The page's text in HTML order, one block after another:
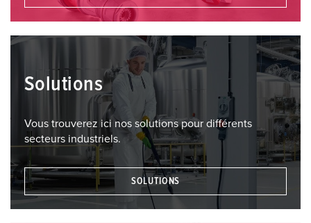
Solutions
Vous trouverez ici nos solutions pour différents
secteurs industriels.
SOLUTIONS